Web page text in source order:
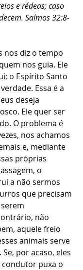
e rédeas; caso
Salmos 32:8-
nos diz o tempo
nos guia. Ele
o Espírito Santo
Essa é a
deseja
Ele quer ser
O problema é
nos achamos
e, mediante
próprias
o
a não sermos
que precisam
não
aquele freio
animais serve
por acaso, eles
condutor puxa o